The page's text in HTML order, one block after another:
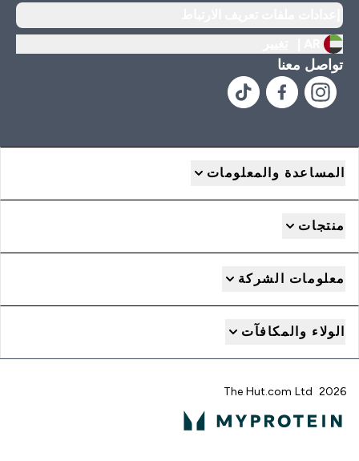
تواصل معنا
المساعدة والمعلومات
منتجات
معلومات الشركة
الولاء والمكافآت
2026 The Hut.com Ltd